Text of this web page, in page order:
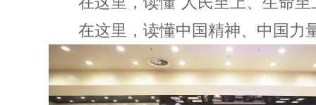
在这里，读懂中国精神、中国力